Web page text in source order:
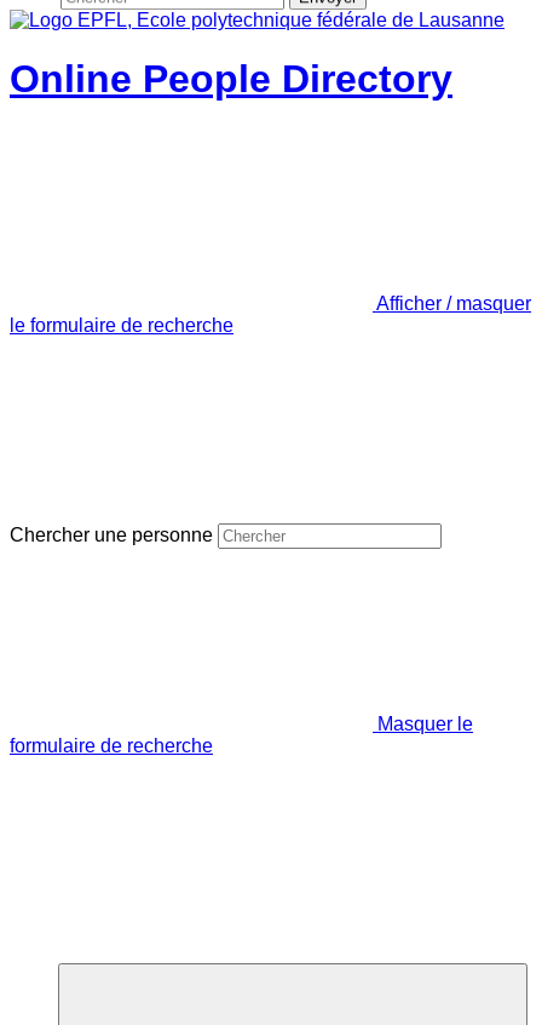
Online People Directory
Afficher / masquer
le formulaire de recherche
Chercher une personne
Masquer le
formulaire de recherche